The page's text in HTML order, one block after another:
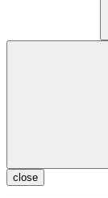
close